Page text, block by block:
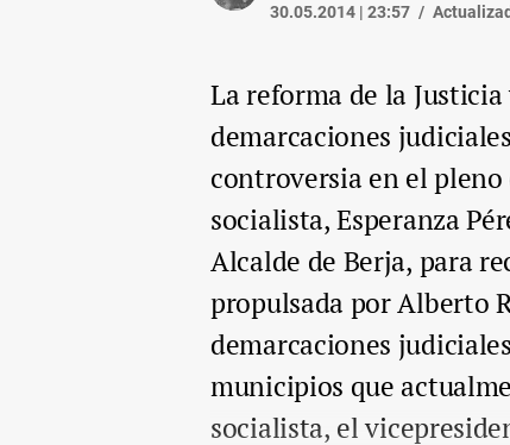
30.05.2014 | 23:57
La reforma de la
demarcaciones
controversia en el
socialista, Esperanza
Alcalde de Berja, para
propulsada por Alberto
demarcaciones
municipios que
socialista, el